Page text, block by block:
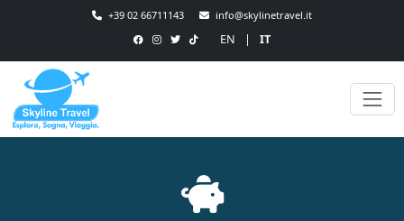
+39 02 66711143 info@skylinetravel.it
EN | IT